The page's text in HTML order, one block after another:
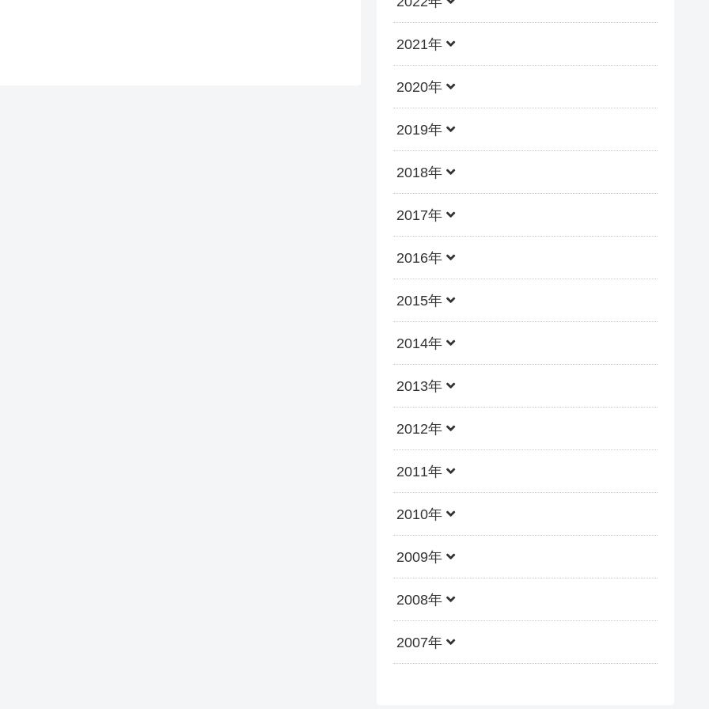
2021年
2020年
2019年
2018年
2017年
2016年
2015年
2014年
2013年
2012年
2011年
2010年
2009年
2008年
2007年